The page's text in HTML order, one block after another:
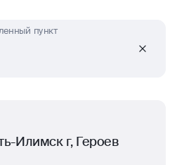
пункт
Илимск г, Героев